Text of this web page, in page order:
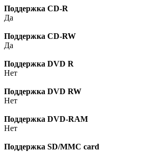
Поддержка CD-R
Да
Поддержка CD-RW
Да
Поддержка DVD R
Нет
Поддержка DVD RW
Нет
Поддержка DVD-RAM
Нет
Поддержка SD/MMC card